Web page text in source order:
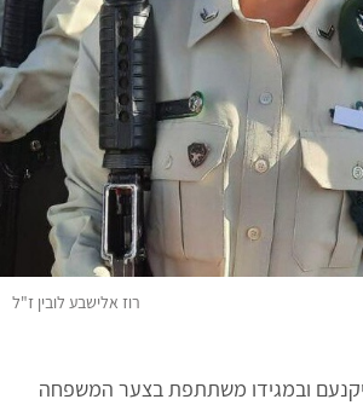
רוז אלישבע לובין ז"ל
ובמגידו משתתפת בצער המשפחה